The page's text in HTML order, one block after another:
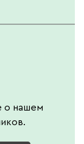
о нашем